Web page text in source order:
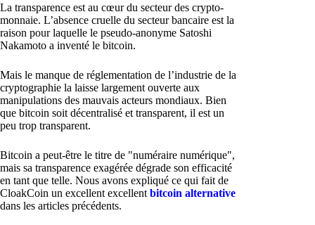
La transparence est au cœur du secteur des crypto-
monnaie. L’absence cruelle du secteur bancaire est la
raison pour laquelle le pseudo-anonyme Satoshi
Nakamoto a inventé le bitcoin.
Mais le manque de réglementation de l’industrie de la
cryptographie la laisse largement ouverte aux
manipulations des mauvais acteurs mondiaux. Bien
que bitcoin soit décentralisé et transparent, il est un
peu trop transparent.
Bitcoin a peut-être le titre de "numéraire numérique",
mais sa transparence exagérée dégrade son efficacité
en tant que telle. Nous avons expliqué ce qui fait de
CloakCoin un excellent excellent bitcoin alternative
dans les articles précédents.